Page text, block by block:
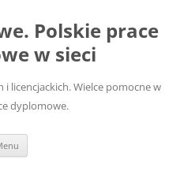
Polskie prace
w sieci
licencjackich. Wielce pomocne w
dyplomowe.